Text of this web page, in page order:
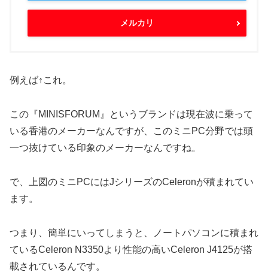
メルカリ
例えば↑これ。
この『MINISFORUM』というブランドは現在波に乗って
いる香港のメーカーなんですが、このミニPC分野では頭
一つ抜けている印象のメーカーなんですね。
で、上図のミニPCにはJシリーズのCeleronが積まれてい
ます。
つまり、簡単にいってしまうと、ノートパソコンに積まれ
ているCeleron N3350より性能の高いCeleron J4125が搭
載されているんです。